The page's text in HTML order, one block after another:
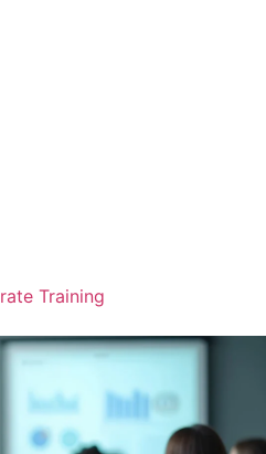
Training